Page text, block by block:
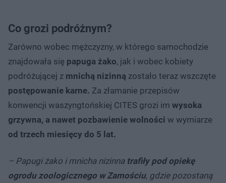
Co grozi podróżnym?
Zarówno wobec mężczyzny, w którego samochodzie
znajdowała się papuga żako, jak i wobec kobiety
podróżującej z mnichą nizinną zostało teraz wszczęte
postępowanie karne. Za złamanie przepisów
konwencji waszyngtońskiej CITES grozi im wysoka
grzywna, a nawet pozbawienie wolności w wymiarze
od trzech miesięcy do 5 lat.
– Papugi żako i mnicha nizinna trafiły pod opiekę
ogrodu zoologicznego w Zamościu, gdzie pozostaną